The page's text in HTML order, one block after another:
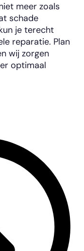
meer zoals
schade
je terecht
reparatie. Plan
wij zorgen
optimaal